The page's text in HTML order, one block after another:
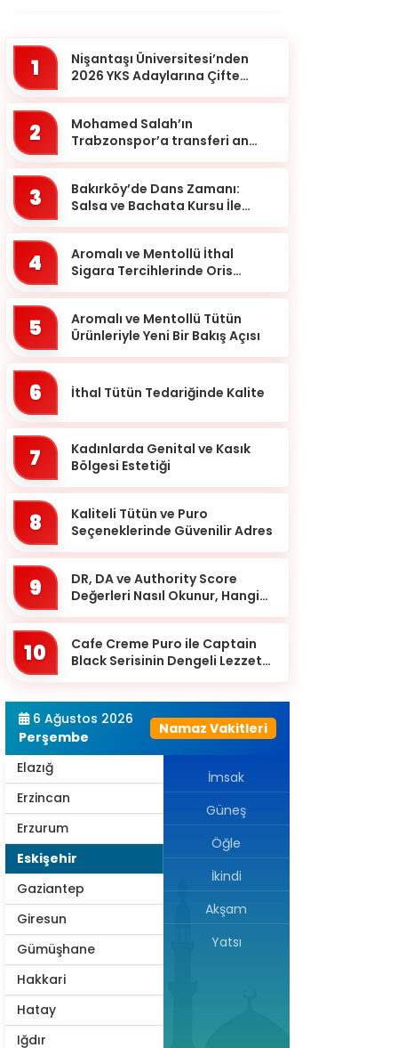
1
Nişantaşı Üniversitesi’nden
2026 YKS Adaylarına Çifte
2
Mohamed Salah’ın
Trabzonspor’a transferi an
3
Bakırköy’de Dans Zamanı:
Salsa ve Bachata Kursu İle
4
Aromalı ve Mentollü İthal
Sigara Tercihlerinde Oris
5
Aromalı ve Mentollü Tütün
Ürünleriyle Yeni Bir Bakış Açısı
6 İthal Tütün Tedariğinde Kalite
7
Kadınlarda Genital ve Kasık
Bölgesi Estetiği
8
Kaliteli Tütün ve Puro
Seçeneklerinde Güvenilir Adres
9
DR, DA ve Authority Score
Değerleri Nasıl Okunur, Hangi
10
Cafe Creme Puro ile Captain
Black Serisinin Dengeli Lezzet
6 Ağustos 2026
Perşembe
Namaz Vakitleri
Aksaray
Amasya
Ankara
Antalya
Ardahan
Artvin
Aydın
Balıkesir
Bartın
Batman
Bayburt
Bilecik
Bingöl
Bitlis
Bolu
Burdur
Bursa
Çanakkale
Çankırı
Denizli
Diyarbakır
Düzce
Edirne
Elazığ
Erzincan
Erzurum
Eskişehir
Gaziantep
Giresun
Gümüşhane
Hakkari
Hatay
Iğdır
İmsak
Güneş
Öğle
İkindi
Akşam
Yatsı